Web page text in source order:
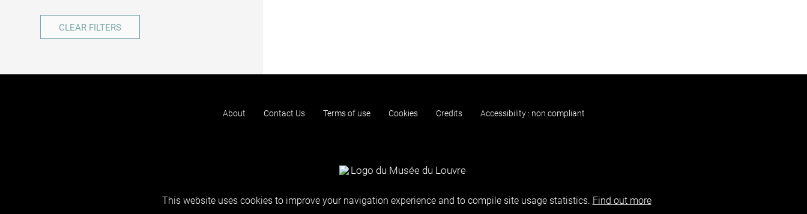
CLEAR FILTERS
About Contact Us Terms of use Cookies Credits Accessibility : non compliant
This website uses cookies to improve your navigation experience and to compile site usage statistics. Find out more